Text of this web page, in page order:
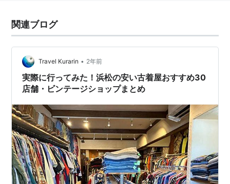
関連ブログ
Travel Kurarin • 2年前
実際に行ってみた！浜松の安い古着屋おすすめ30
店舗・ビンテージショップまとめ